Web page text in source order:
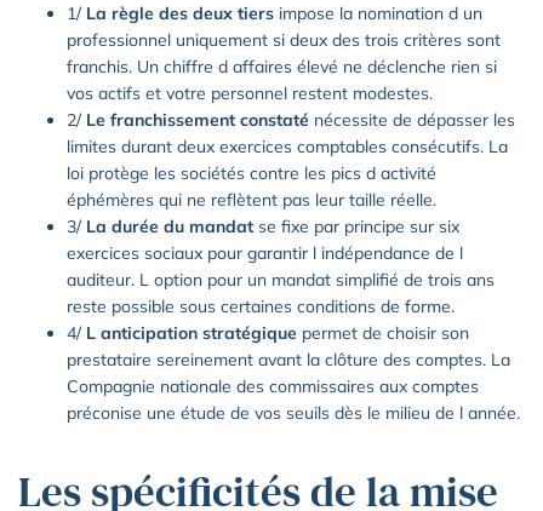
1/ La règle des deux tiers impose la nomination d un
professionnel uniquement si deux des trois critères sont
franchis. Un chiffre d affaires élevé ne déclenche rien si
vos actifs et votre personnel restent modestes.
2/ Le franchissement constaté nécessite de dépasser les
limites durant deux exercices comptables consécutifs. La
loi protège les sociétés contre les pics d activité
éphémères qui ne reflètent pas leur taille réelle.
3/ La durée du mandat se fixe par principe sur six
exercices sociaux pour garantir l indépendance de l
auditeur. L option pour un mandat simplifié de trois ans
reste possible sous certaines conditions de forme.
4/ L anticipation stratégique permet de choisir son
prestataire sereinement avant la clôture des comptes. La
Compagnie nationale des commissaires aux comptes
préconise une étude de vos seuils dès le milieu de l année.
Les spécificités de la mise